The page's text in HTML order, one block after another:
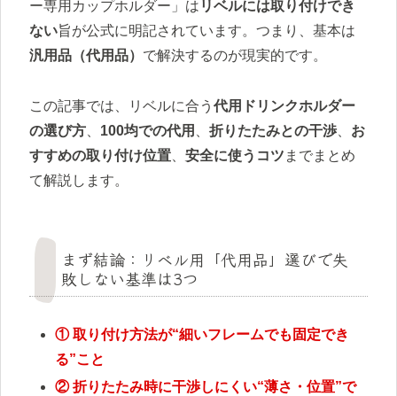
ー専用カップホルダー」は リベルには取り付けでき
ない旨が公式に明記されています。つまり、基本は
汎用品（代用品） で解決するのが現実的です。
この記事では、リベルに合う 代用ドリンクホルダー
の選び方
100均での代用 折りたたみとの干渉
お
すすめの取り付け位置
安全に使うコツ までまとめ
て解説します。
まず結論：リベル用「代用品」選びで失
敗しない基準は3つ
① 取り付け方法が“細いフレームでも固定でき
る”こと
② 折りたたみ時に干渉しにくい“薄さ・位置”で